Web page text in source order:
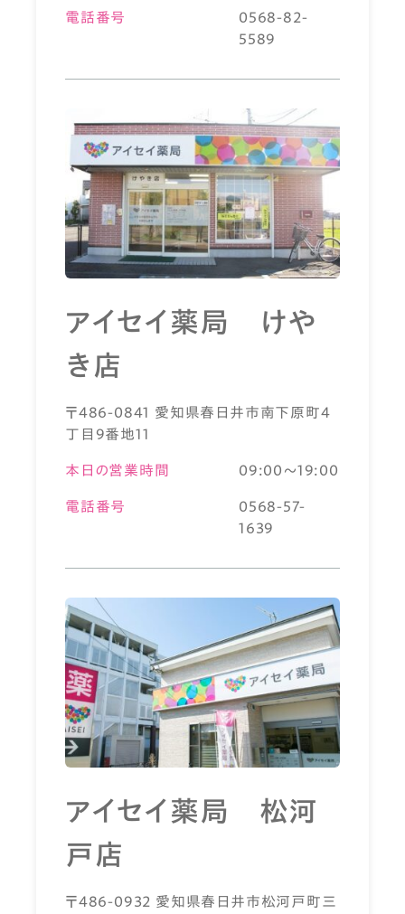
電話番号
0568-82-
5589
アイセイ薬局 けや
き店
〒486-0841 愛知県春日井市南下原町4
丁目9番地11
本日の営業時間 09:00～19:00
電話番号
0568-57-
1639
アイセイ薬局 松河
戸店
〒486-0932 愛知県春日井市松河戸町三